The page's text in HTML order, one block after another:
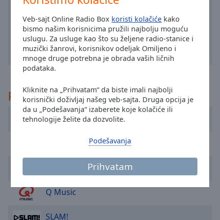
Veb-sajt Online Radio Box koristi kolačiće kako
bismo našim korisnicima pružili najbolju moguću
uslugu. Za usluge kao što su željene radio-stanice i
muzički žanrovi, korisnikov odeljak Omiljeno i
mnoge druge potrebna je obrada vaših ličnih
podataka.
Kliknite na „Prihvatam“ da biste imali najbolji
korisnički doživljaj našeg veb-sajta. Druga opcija je
da u „Podešavanja“ izaberete koje kolačiće ili
tehnologije želite da dozvolite.
Prihvatam
Podešavanja
Picture
This
modal
Beginning
window.
Escape
Preporučeno
Caribafm
Q Music
SLAM!